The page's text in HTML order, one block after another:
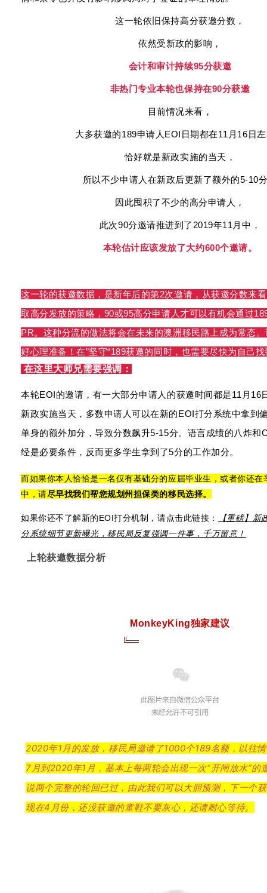
这一轮依旧保持高分获邀分数，
依然受新政的影响，
会计和审计持续95分获邀
非热门专业本轮也保持在90分获邀
目前情况来看，
大多获邀的189申请人EOI日期都在11月16日
恰好就是新政实施的当天，
所以不少申请人在新政后更新了额外的5-10
因此囤积了不少的高分申请人，
此次90分邀请推进到了2019年11月中，
本轮估计应该发放了大约600个邀请。
这一轮的获邀数据，是新年后的第2次邀请，从获邀分数来
取高分发放的策略，90或95高分申请人才可以有机会通过
PR。这种分流的做法将会在未来的澳洲移民路上成为常态
好心理准备！在”坚守“189获邀的同时，也需要尽快为自己
在这里大师兄需要强调：
本轮EOI的邀请，有一大部分申请人的获邀时间都是11月16
新政实施当天，多数申请人可以在新的EOI打分系统中拿到
单身的额外加分，导致分数飙升5-15分。语言成绩的八炸和
经是必要条件，反而更多学生拿到了5分的工作加分。
而如果你本人恰恰是一名仅有基础分的应届毕业生，或者你还在
中，请尽早找我们帮您规划州担保类的移民选择。
如果你还不了解新的EOI打分机制，请点击此链接：
【重磅】新
分系统细节更新曝光，移民局反复强调一件事，千万留意！
上轮获邀数据分析
MonkeyKing独家建议
2020年1月的发放，移民局邀请了1000个189名额，以往
7月到2020年1月，基本上每两轮会出现一次“开闸放水”的
说两个完整的轮回已过， 由此我们可以大胆预测，下一个
现在4月份，还没获邀的童鞋不要灰心，还请耐心等待。